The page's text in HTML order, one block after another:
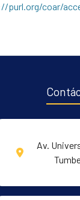
purl.org/coar/
Av.